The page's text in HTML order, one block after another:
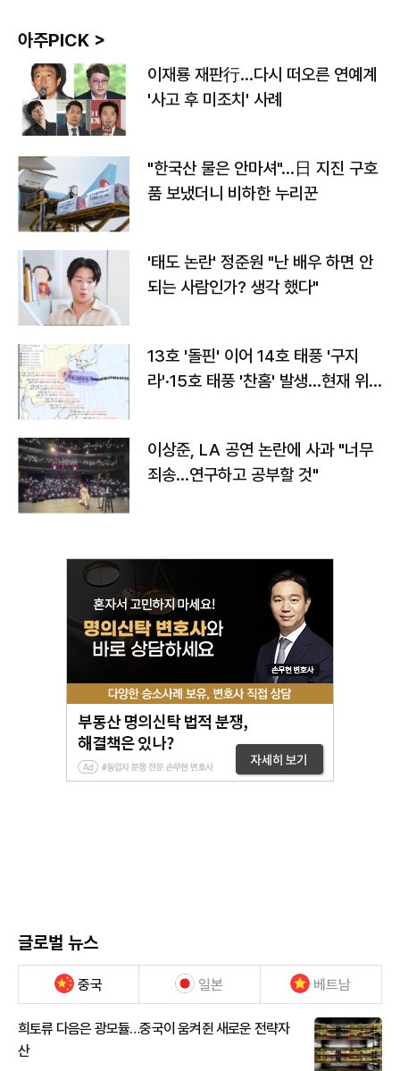
아주PICK >
이재룡 재판行…다시 떠오른 연예계
'사고 후 미조치' 사례
"한국산 물은 안마셔"…日 지진 구호
품 보냈더니 비하한 누리꾼
'태도 논란' 정준원 "난 배우 하면 안
되는 사람인가? 생각 했다"
13호 '돌핀' 이어 14호 태풍 '구지
라'·15호 태풍 '찬홈' 발생…현재 위
이상준, LA 공연 논란에 사과 "너무
죄송…연구하고 공부할 것"
글로벌 뉴스
중국 일본 베트남
희토류 다음은 광모듈…중국이 움켜쥔 새로운 전략자
산